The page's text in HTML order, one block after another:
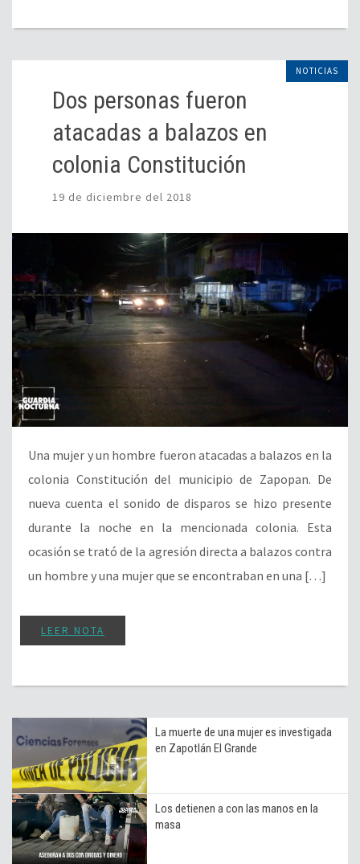
NOTICIAS
Dos personas fueron
atacadas a balazos en
colonia Constitución
19 de diciembre del 2018
Una mujer y un hombre fueron atacadas a balazos en la
colonia Constitución del municipio de Zapopan. De
nueva cuenta el sonido de disparos se hizo presente
durante la noche en la mencionada colonia. Esta
ocasión se trató de la agresión directa a balazos contra
un hombre y una mujer que se encontraban en una […]
LEER NOTA
La muerte de una mujer es investigada
en Zapotlán El Grande
Los detienen a con las manos en la
masa